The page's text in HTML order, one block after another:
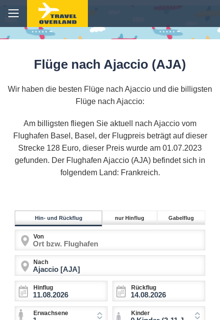
Flüge nach Ajaccio (AJA)
Wir haben die besten Flüge nach Ajaccio und die billigsten
Flüge nach Ajaccio:
Am billigsten fliegen Sie aktuell nach Ajaccio vom
Flughafen Basel, Basel, der Flugpreis beträgt auf dieser
Strecke 128 Euro, dieser Preis wurde am 01.07.2023
gefunden. Der Flughafen Ajaccio (AJA) befindet sich in
folgendem Land: Frankreich.
Hin- und Rückflug nur Hinflug Gabelflug
Von
Nach
Hinflug Rückflug
Erwachsene Kinder